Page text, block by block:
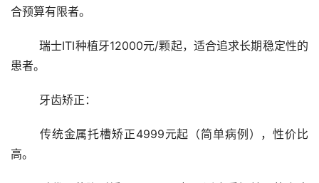
合预算有限者。
	瑞士ITI种植牙12000元/颗起，适合追求长期稳定性的
患者。
	牙齿矫正：
高。